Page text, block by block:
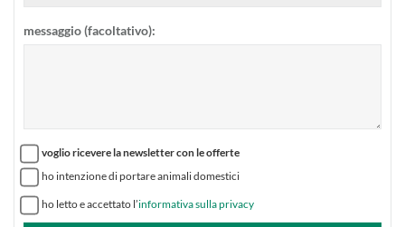
messaggio (facoltativo):
voglio ricevere la newsletter con le offerte
ho intenzione di portare animali domestici
ho letto e accettato l’informativa sulla privacy